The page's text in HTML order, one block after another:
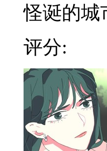
怪诞的城
评分: